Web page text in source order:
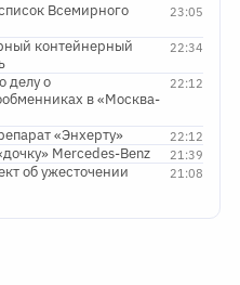
23:05
Всемирного
22:34
контейнерный
22:12
делу о
в «Москва-
22:12
«Энхерту»
21:39
Mercedes-Benz
21:08
об ужесточении